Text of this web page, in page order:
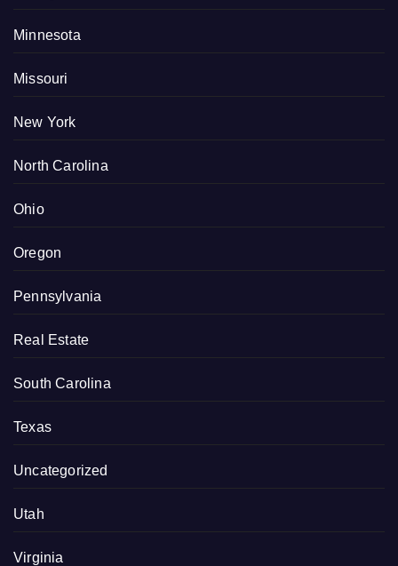
Minnesota
Missouri
New York
North Carolina
Ohio
Oregon
Pennsylvania
Real Estate
South Carolina
Texas
Uncategorized
Utah
Virginia